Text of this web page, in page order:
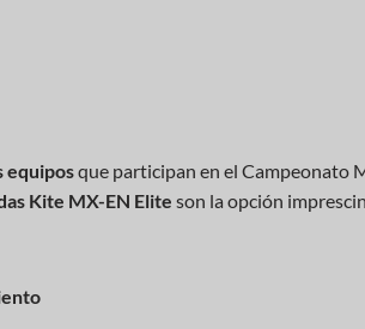
equiposque participan en el Campeonato
Kite MX-EN Elite son la opción